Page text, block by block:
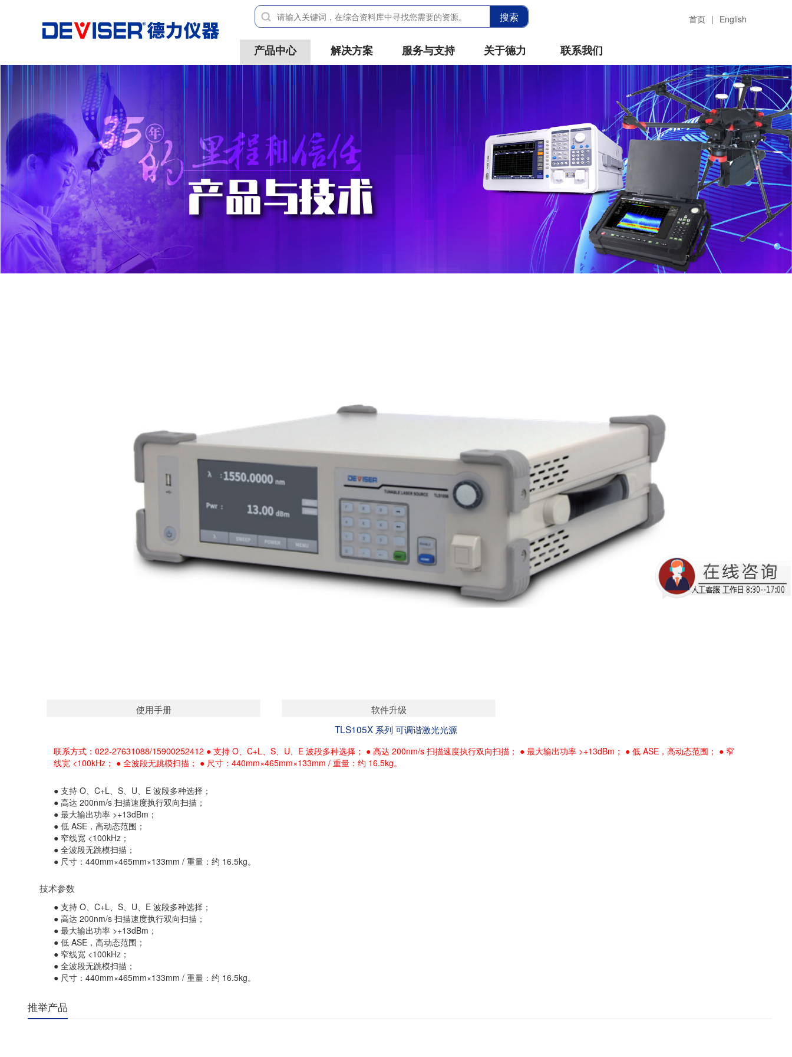
搜索
产品中心 解决方案 服务与支持 关于德力 联系我们
首页 | English
使用手册
软件升级
TLS105X 系列 可调谐激光光源
联系方式：022-27631088/15900252412 ● 支持 O、C+L、S、U、E 波段多种选择； ● 高达 200nm/s 扫描速度执行双向扫描； ● 最大输出功率 >+13dBm； ● 低 ASE，高动态范围； ● 窄
线宽 <100kHz； ● 全波段无跳模扫描； ● 尺寸：440mm×465mm×133mm / 重量：约 16.5kg。
● 支持 O、C+L、S、U、E 波段多种选择；
● 高达 200nm/s 扫描速度执行双向扫描；
● 最大输出功率 >+13dBm；
● 低 ASE，高动态范围；
● 窄线宽 <100kHz；
● 全波段无跳模扫描；
● 尺寸：440mm×465mm×133mm / 重量：约 16.5kg。
技术参数
● 支持 O、C+L、S、U、E 波段多种选择；
● 高达 200nm/s 扫描速度执行双向扫描；
● 最大输出功率 >+13dBm；
● 低 ASE，高动态范围；
● 窄线宽 <100kHz；
● 全波段无跳模扫描；
● 尺寸：440mm×465mm×133mm / 重量：约 16.5kg。
推举产品